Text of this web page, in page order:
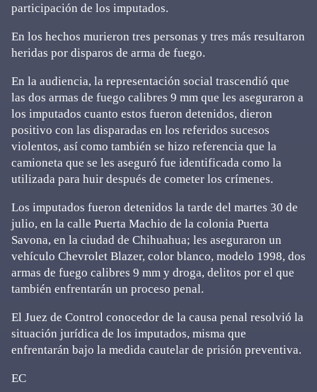
participación de los imputados.
En los hechos murieron tres personas y tres más resultaron
heridas por disparos de arma de fuego.
En la audiencia, la representación social trascendió que
las dos armas de fuego calibres 9 mm que les aseguraron a
los imputados cuanto estos fueron detenidos, dieron
positivo con las disparadas en los referidos sucesos
violentos, así como también se hizo referencia que la
camioneta que se les aseguró fue identificada como la
utilizada para huir después de cometer los crímenes.
Los imputados fueron detenidos la tarde del martes 30 de
julio, en la calle Puerta Machio de la colonia Puerta
Savona, en la ciudad de Chihuahua; les aseguraron un
vehículo Chevrolet Blazer, color blanco, modelo 1998, dos
armas de fuego calibres 9 mm y droga, delitos por el que
también enfrentarán un proceso penal.
El Juez de Control conocedor de la causa penal resolvió la
situación jurídica de los imputados, misma que
enfrentarán bajo la medida cautelar de prisión preventiva.
EC